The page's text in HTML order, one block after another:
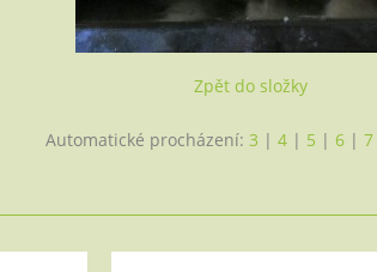
Zpět do složky
Automatické procházení: 3 | 4 | 5 | 6 | 7